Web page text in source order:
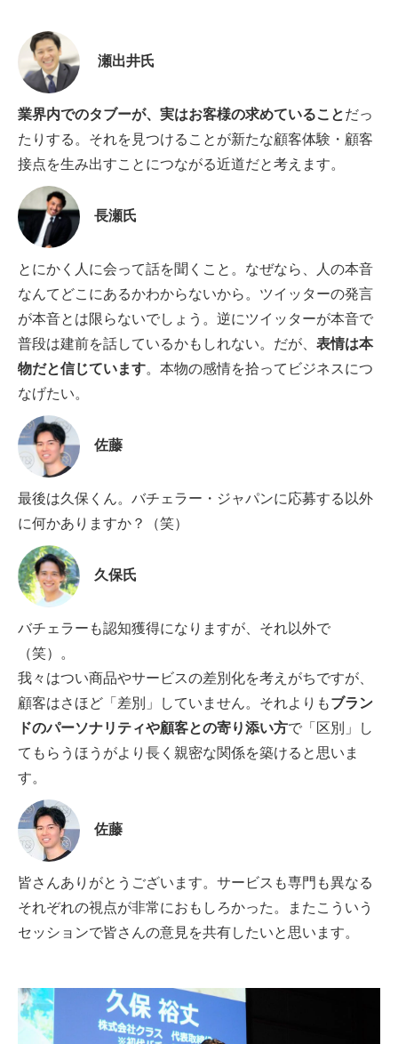
瀬出井氏
業界内でのタブーが、実はお客様の求めていることだっ
たりする。それを見つけることが新たな顧客体験・顧客
接点を生み出すことにつながる近道だと考えます。
長瀬氏
とにかく人に会って話を聞くこと。なぜなら、人の本音
なんてどこにあるかわからないから。ツイッターの発言
が本音とは限らないでしょう。逆にツイッターが本音で
普段は建前を話しているかもしれない。だが、 表情は本
物だと信じています。本物の感情を拾ってビジネスにつ
なげたい。
佐藤
最後は久保くん。バチェラー・ジャパンに応募する以外
に何かありますか？（笑）
久保氏
バチェラーも認知獲得になりますが、それ以外で
（笑）。
我々はつい商品やサービスの差別化を考えがちですが、
顧客はさほど「差別」していません。それよりもブラン
ドのパーソナリティや顧客との寄り添い方で「区別」し
てもらうほうがより長く親密な関係を築けると思いま
す。
佐藤
皆さんありがとうございます。サービスも専門も異なる
それぞれの視点が非常におもしろかった。またこういう
セッションで皆さんの意見を共有したいと思います。